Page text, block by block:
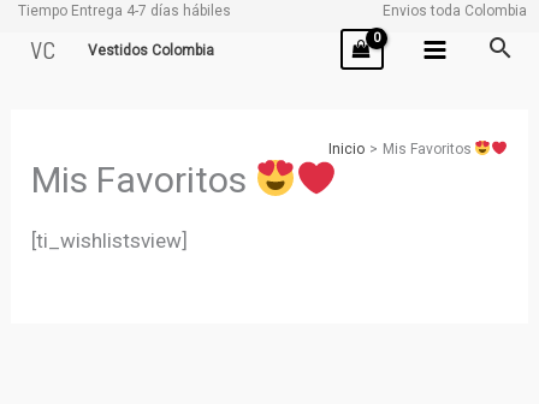
Tiempo Entrega 4-7 días hábiles Envios toda Colombia
VC Vestidos Colombia
Inicio Mis Favoritos
Mis Favoritos
[ti_wishlistsview]